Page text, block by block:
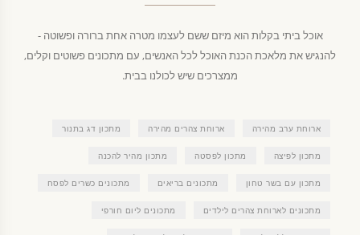
אוכל ביתי בקלות הוא מיזם ששם לעצמו מטרה אחת ברורה ופשוטה -
להנגיש את מלאכת הכנת האוכל לכל האנשים, עם מתכונים פשוטים וקלים,
ממצרכים שיש לכולנו בבית.
ארוחת ערב מהירה ארוחת צהרים מהירה מתכון דג בתנור
מתכון לפיצה מתכון לפסטה מתכון מהיר להכנה
מתכון עם בשר טחון מתכונים בריאים מתכונים כשרים לפסח
מתכונים לארוחת צהרים לילדים מתכונים ליום חורפי